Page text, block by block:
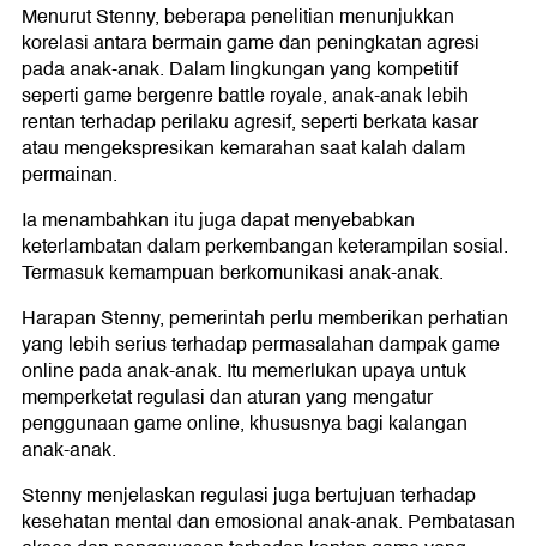
Menurut Stenny, beberapa penelitian menunjukkan
korelasi antara bermain game dan peningkatan agresi
pada anak-anak. Dalam lingkungan yang kompetitif
seperti game bergenre battle royale, anak-anak lebih
rentan terhadap perilaku agresif, seperti berkata kasar
atau mengekspresikan kemarahan saat kalah dalam
permainan.
Ia menambahkan itu juga dapat menyebabkan
keterlambatan dalam perkembangan keterampilan sosial.
Termasuk kemampuan berkomunikasi anak-anak.
Harapan Stenny, pemerintah perlu memberikan perhatian
yang lebih serius terhadap permasalahan dampak game
online pada anak-anak. Itu memerlukan upaya untuk
memperketat regulasi dan aturan yang mengatur
penggunaan game online, khususnya bagi kalangan
anak-anak.
Stenny menjelaskan regulasi juga bertujuan terhadap
kesehatan mental dan emosional anak-anak. Pembatasan